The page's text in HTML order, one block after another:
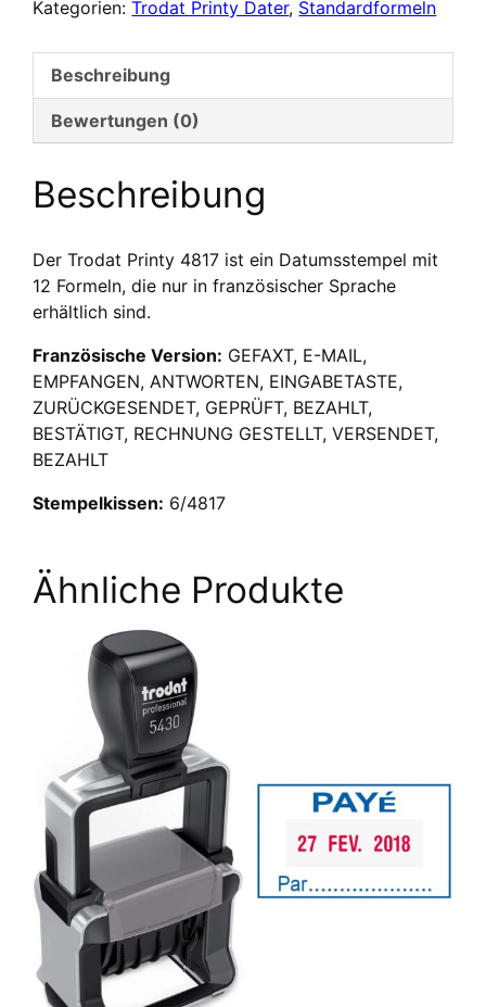
Printy
Kategorien:Trodat Printy Dater, Standardformeln
Beschreibung
Bewertungen (0)
Beschreibung
Der Trodat Printy 4817 ist ein Datumsstempel mit
12 Formeln, die nur in französischer Sprache
erhältlich sind.
Französische Version: GEFAXT, E-MAIL,
EMPFANGEN, ANTWORTEN, EINGABETASTE,
ZURÜCKGESENDET, GEPRÜFT, BEZAHLT,
BESTÄTIGT, RECHNUNG GESTELLT, VERSENDET,
BEZAHLT
Stempelkissen: 6/4817
Ähnliche Produkte